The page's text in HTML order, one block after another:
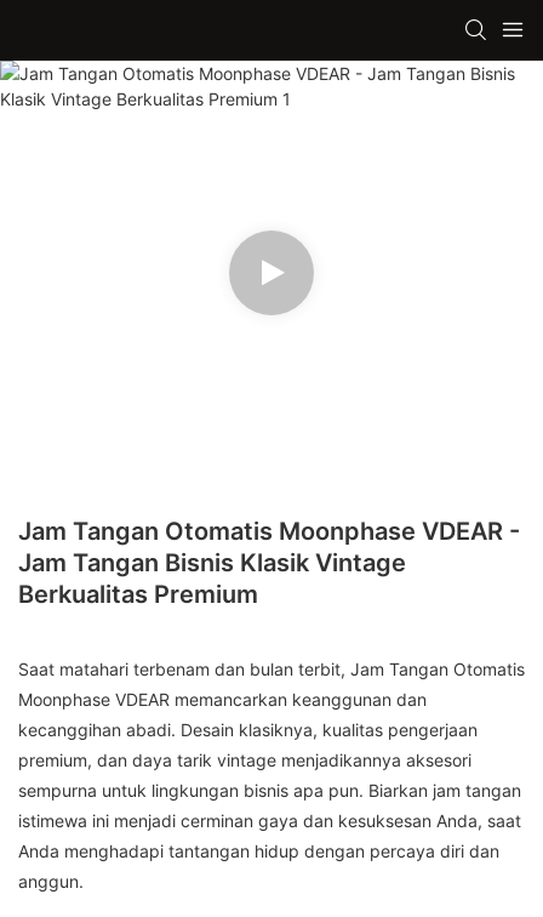
Jam Tangan Otomatis Moonphase VDEAR -
Jam Tangan Bisnis Klasik Vintage
Berkualitas Premium
Saat matahari terbenam dan bulan terbit, Jam Tangan Otomatis
Moonphase VDEAR memancarkan keanggunan dan
kecanggihan abadi. Desain klasiknya, kualitas pengerjaan
premium, dan daya tarik vintage menjadikannya aksesori
sempurna untuk lingkungan bisnis apa pun. Biarkan jam tangan
istimewa ini menjadi cerminan gaya dan kesuksesan Anda, saat
Anda menghadapi tantangan hidup dengan percaya diri dan
anggun.